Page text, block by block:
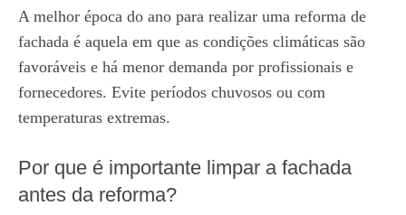
A melhor época do ano para realizar uma reforma de
fachada é aquela em que as condições climáticas são
favoráveis e há menor demanda por profissionais e
fornecedores. Evite períodos chuvosos ou com
temperaturas extremas.
Por que é importante limpar a fachada
antes da reforma?